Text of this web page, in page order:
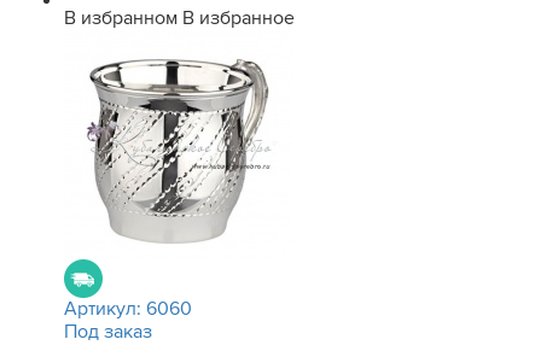
В избранном В избранное
Артикул: 6060
Под заказ